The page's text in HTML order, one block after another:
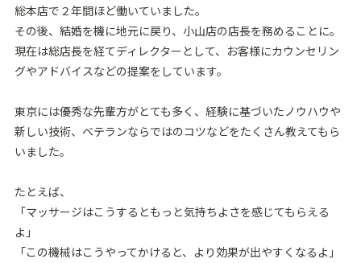
総本店で２年間ほど働いていました。
その後、結婚を機に地元に戻り、⼩⼭店の店⻑を務めることに。
現在は総店長を経てディレクターとして、お客様にカウンセリン
グやアドバイスなどの提案をしています。
東京には優秀な先輩⽅がとても多く、経験に基づいたノウハウや
新しい技術、ベテランならではのコツなどをたくさん教えてもら
いました。
たとえば、
「マッサージはこうするともっと気持ちよさを感じてもらえる
よ」
「この機械はこうやってかけると、より効果が出やすくなるよ」